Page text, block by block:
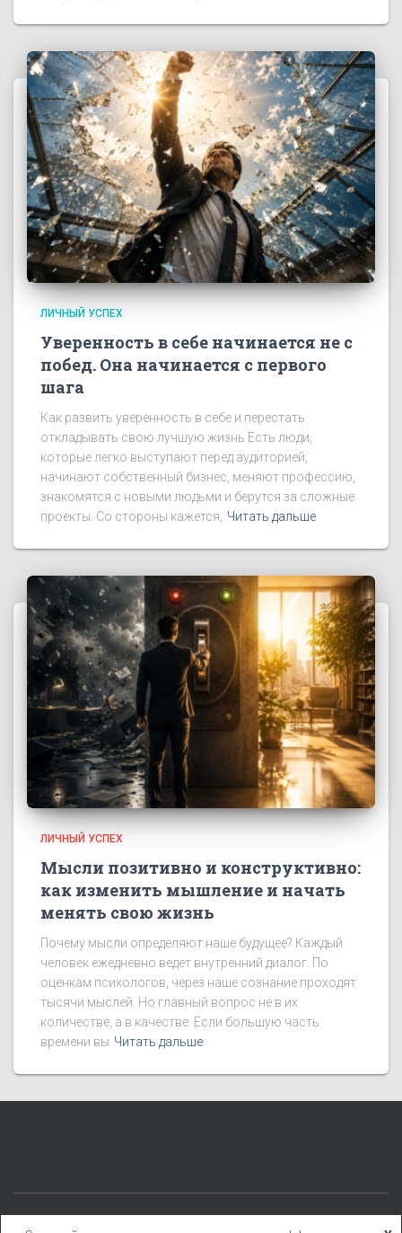
ЛИЧНЫЙ УСПЕХ
Уверенность в себе начинается не с
побед. Она начинается с первого
шага
Как развить уверенность в себе и перестать
откладывать свою лучшую жизнь Есть люди,
которые легко выступают перед аудиторией,
начинают собственный бизнес, меняют профессию,
знакомятся с новыми людьми и берутся за сложные
проекты. Со стороны кажется, Читать дальше
ЛИЧНЫЙ УСПЕХ
Мысли позитивно и конструктивно:
как изменить мышление и начать
менять свою жизнь
Почему мысли определяют наше будущее? Каждый
человек ежедневно ведет внутренний диалог. По
оценкам психологов, через наше сознание проходят
тысячи мыслей. Но главный вопрос не в их
количестве, а в качестве. Если большую часть
времени вы Читать дальше